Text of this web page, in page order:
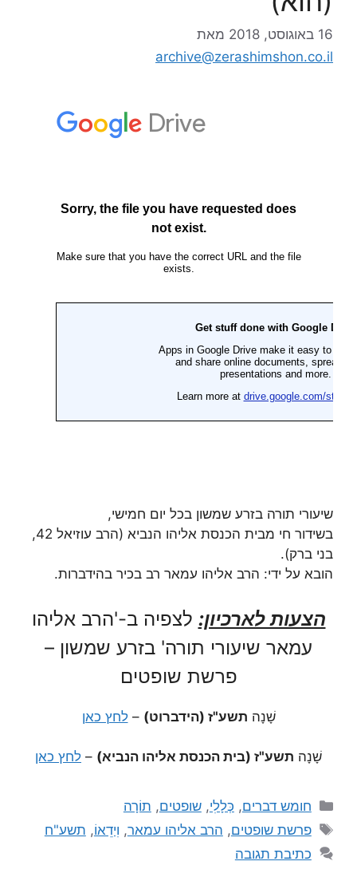
16 באוגוסט, 2018
מאת
archive@zerashimshon.co.il
שיעורי תורה בזרע שמשון בכל יום חמישי,
בשידור חי מבית הכנסת אליהו הנביא (הרב עוזיאל 42,
בני ברק).
הובא על ידי: הרב אליהו עמאר רב בכיר בהידברות.
הצעות לארכיון: לצפיה ב-'הרב אליהו
עמאר שיעורי תורה' בזרע שמשון –
פרשת שופטים
שָׁנָה תשע"ז (הידברוט) –לחץ כאן
שָׁנָה תשע"ז (בית הכנסת אליהו הנביא) – לחץ כאן
חומש דברים, כְּלָלִי,שופטים, תוֹרָה
פרשת שופטים, הרב אליהו עמאר, וִידֵאוֹ, תשע"ח
כתיבת תגובה